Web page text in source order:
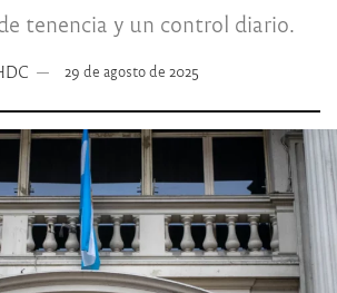
tenencia y un control diario.
29 de agosto de 2025